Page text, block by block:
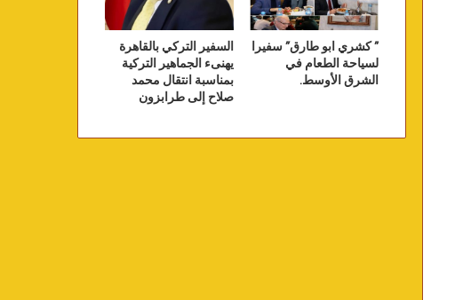
” كشري ابو طارق” سفيرا
لسياحة الطعام في
الشرق الأوسط.
السفير التركي بالقاهرة
يهنىء الجماهير التركية
بمناسبة انتقال محمد
صلاح إلى طرابزون